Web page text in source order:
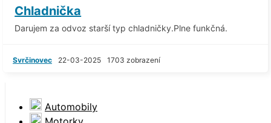
Chladnička
Darujem za odvoz starší typ chladničky.Plne funkčná.
Svrčinovec 22-03-2025 1703 zobrazení
Automobily